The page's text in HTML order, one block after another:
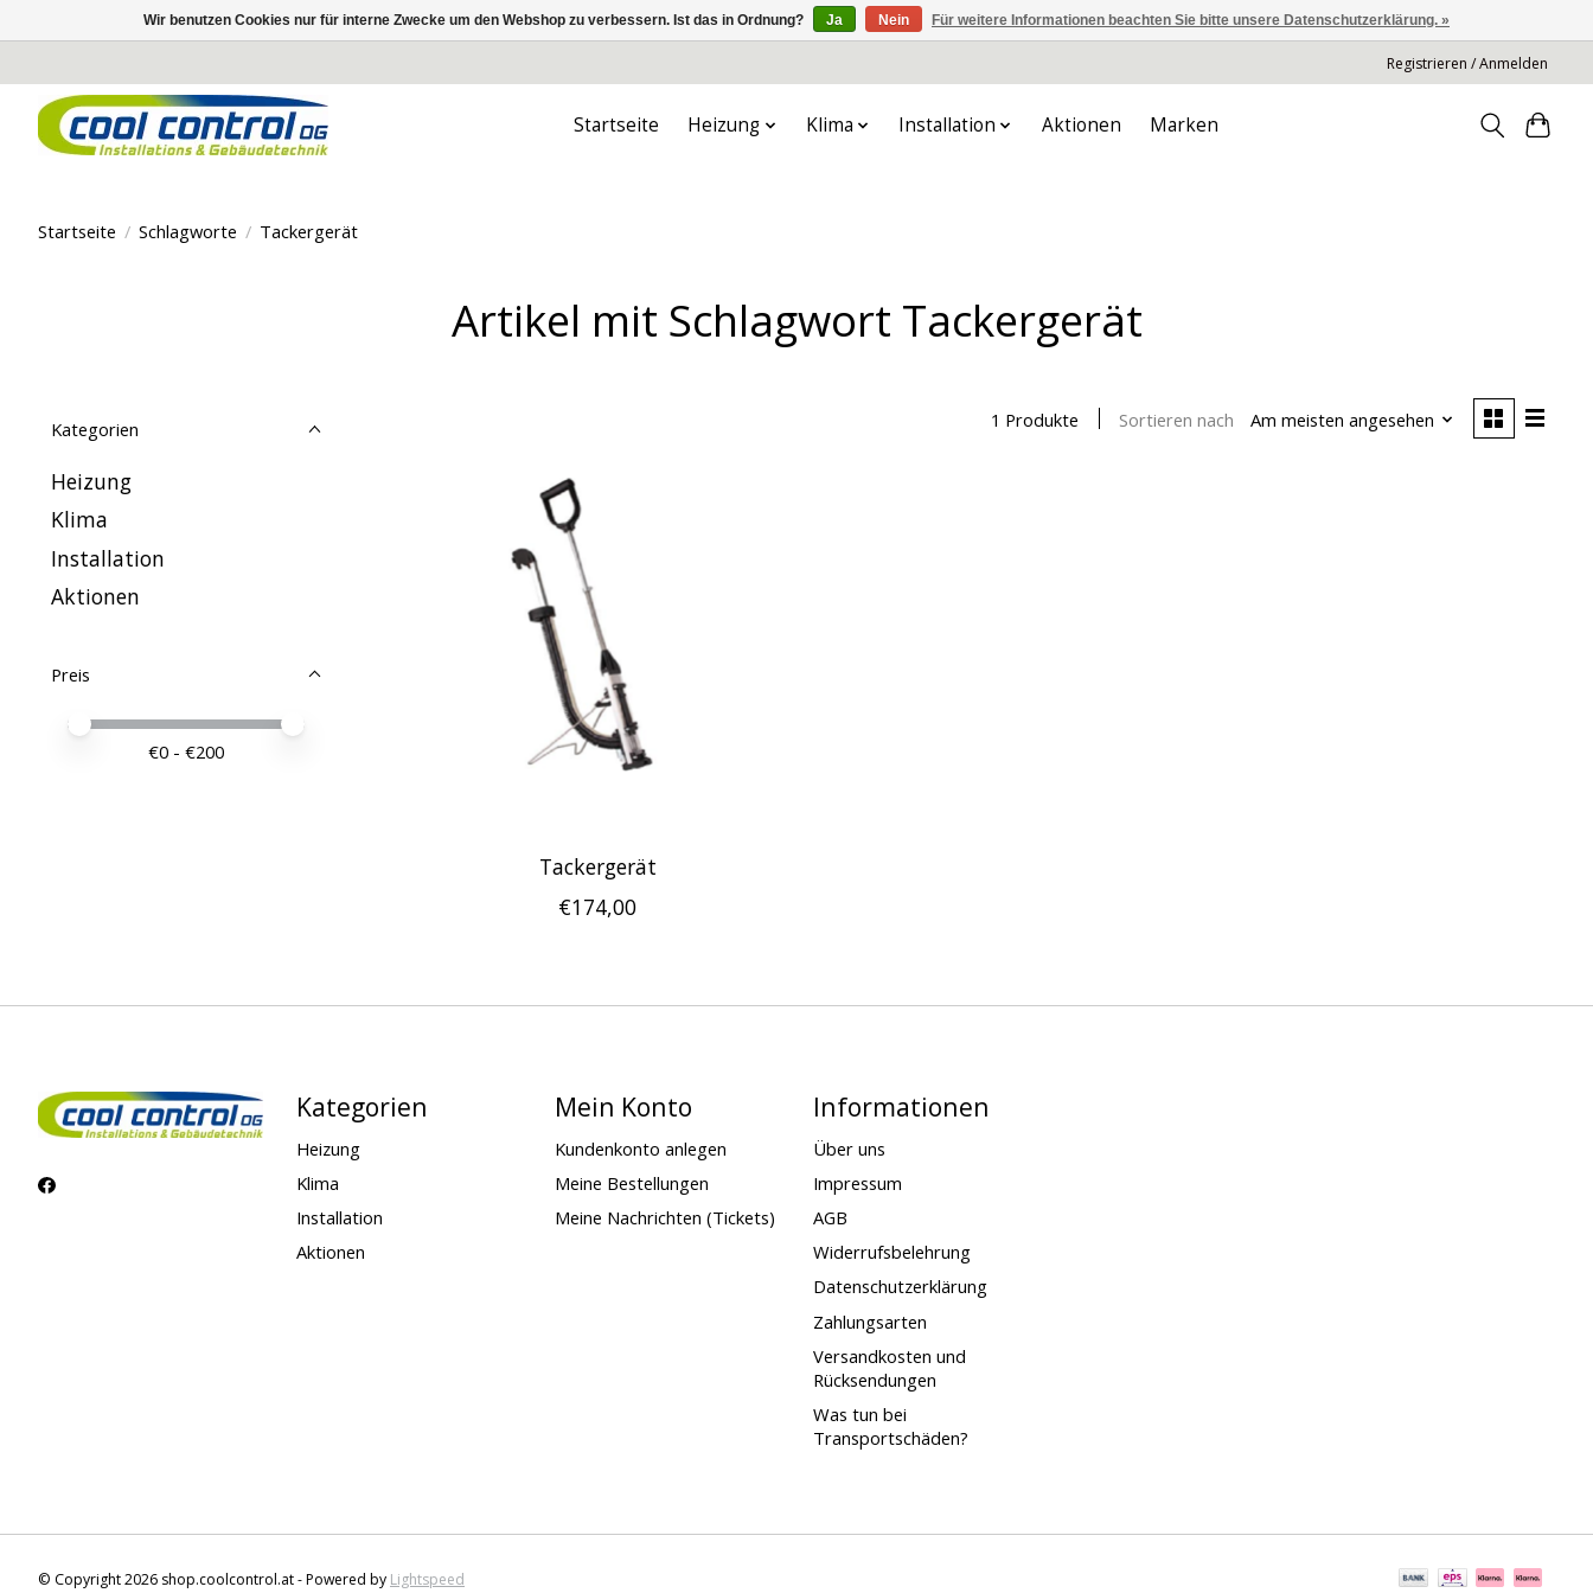
Registrieren / Anmelden
Startseite Heizung Klima Installation Aktionen Marken
Startseite / Schlagworte / Tackergerät
Artikel mit Schlagwort Tackergerät
Kategorien
Heizung
Klima
Installation
Aktionen
Preis
Preis – Mindestwert
Price maximum value
€0 - €200
1 Produkte Sortieren nach Am meisten angesehen
Tackergerät
€174,00
Kategorien
Heizung
Klima
Installation
Aktionen
Mein Konto
Kundenkonto anlegen
Meine Bestellungen
Meine Nachrichten (Tickets)
Informationen
Über uns
Impressum
AGB
Widerrufsbelehrung
Datenschutzerklärung
Zahlungsarten
Versandkosten und
Rücksendungen
Was tun bei
Transportschäden?
© Copyright 2026 shop.coolcontrol.at - Powered by Lightspeed
Wir benutzen Cookies nur für interne Zwecke um den Webshop zu verbessern. Ist das in Ordnung? Ja Nein Für weitere Informationen beachten Sie bitte unsere Datenschutzerklärung. »